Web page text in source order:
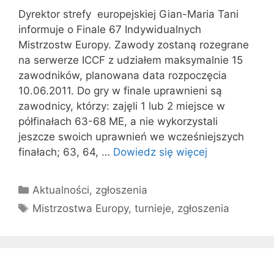
Dyrektor strefy europejskiej Gian-Maria Tani
informuje o Finale 67 Indywidualnych
Mistrzostw Europy. Zawody zostaną rozegrane
na serwerze ICCF z udziałem maksymalnie 15
zawodników, planowana data rozpoczęcia
10.06.2011. Do gry w finale uprawnieni są
zawodnicy, którzy: zajęli 1 lub 2 miejsce w
półfinałach 63-68 ME, a nie wykorzystali
jeszcze swoich uprawnień we wcześniejszych
finałach; 63, 64, … Dowiedz się więcej
Kategorie
Aktualności, zgłoszenia
Tagi
Mistrzostwa Europy,turnieje, zgłoszenia